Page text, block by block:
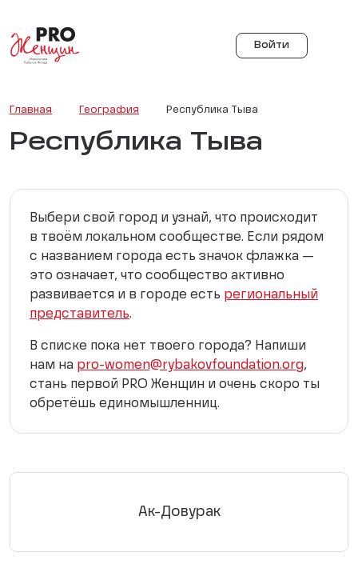
Войти
Главная География Республика Тыва
Республика Тыва
Выбери свой город и узнай, что происходит
в твоём локальном сообществе. Если рядом
с названием города есть значок флажка —
это означает, что сообщество активно
развивается и в городе есть региональный
представитель.
В списке пока нет твоего города? Напиши
нам на pro-women@rybakovfoundation.org,
стань первой PRO Женщин и очень скоро ты
обретёшь единомышленниц.
Ак-Довурак